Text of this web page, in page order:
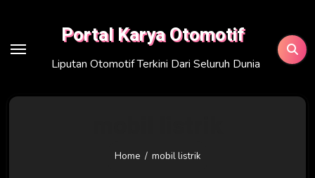
content
Portal Karya Otomotif
Liputan Otomotif Terkini Dari Seluruh Dunia
Home mobil listrik